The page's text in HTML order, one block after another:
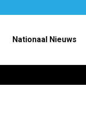
Nationaal Nieuws